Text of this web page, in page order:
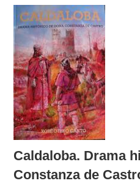
videoteca
outros docs
Caldaloba. Drama
Constanza de